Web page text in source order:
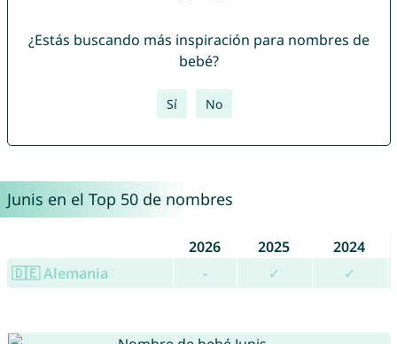
¿Estás buscando más inspiración para nombres de
bebé?
Sí No
Junis en el Top 50 de nombres
2026 2025
2024
🇩🇪 Alemania
- ✓ ✓